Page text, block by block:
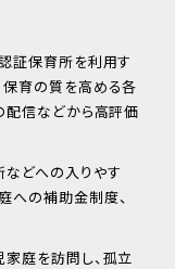
証保育所を利用す
保育の質を高める各
配信などから高評価
などへの入りやす
への補助金制度、
庭を訪問し、孤立